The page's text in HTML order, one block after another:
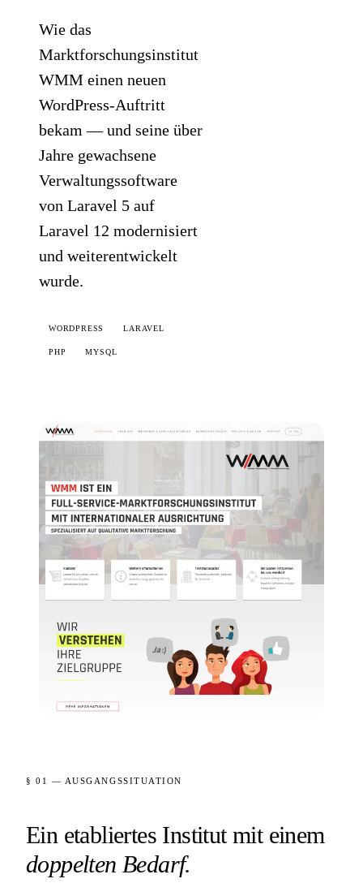
Wie das
Marktforschungsinstitut
WMM einen neuen
WordPress-Auftritt
bekam — und seine über
Jahre gewachsene
Verwaltungssoftware
von Laravel 5 auf
Laravel 12 modernisiert
und weiterentwickelt
wurde.
WORDPRESS LARAVEL
PHP MYSQL
§ 01 — AUSGANGSSITUATION
Ein etabliertes Institut mit einem
doppelten Bedarf.